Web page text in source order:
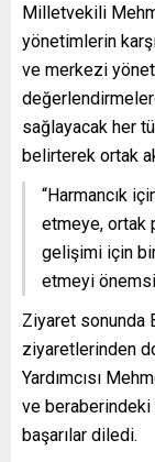
Milletvekili
yönetimlerin
ve merkezi
sağlayacak her
belirterek ortak
“Harmancık
etmeye, ortak
gelişimi için
etmeyi
Ziyaret sonunda
ziyaretlerinden
Yardımcısı
ve beraberindeki
başarılar diledi.